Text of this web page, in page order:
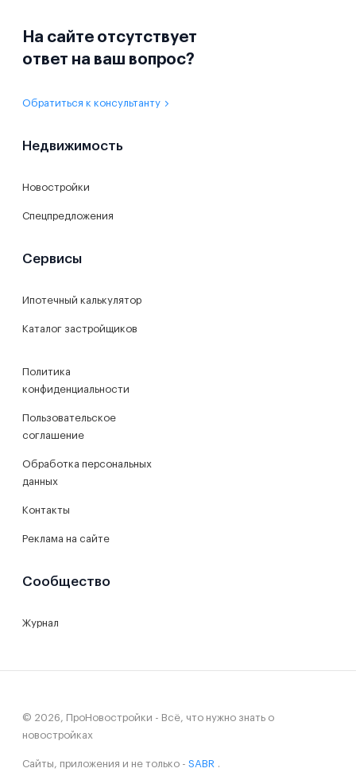
На сайте отсутствует
ответ на ваш вопрос?
Обратиться к консультанту
Недвижимость
Новостройки
Спецпредложения
Сервисы
Ипотечный калькулятор
Каталог застройщиков
Политика
конфиденциальности
Пользовательское
соглашение
Обработка персональных
данных
Контакты
Реклама на сайте
Сообщество
Журнал
© 2026, ПроНовостройки - Всё, что нужно знать о
новостройках
Сайты, приложения и не только - SABR